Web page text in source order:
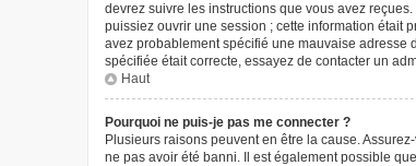
devrez suivre les instructions que vous avez
puissiez ouvrir une session ; cette information était
avez probablement spécifié une mauvaise adresse
spécifiée était correcte, essayez de contacter un
Haut
Pourquoi ne puis-je pas me connecter ?
Plusieurs raisons peuvent en être la cause.
ne pas avoir été banni. Il est également possible